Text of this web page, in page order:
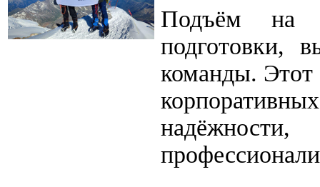
Подъём на
подготовки,
команды. Этот